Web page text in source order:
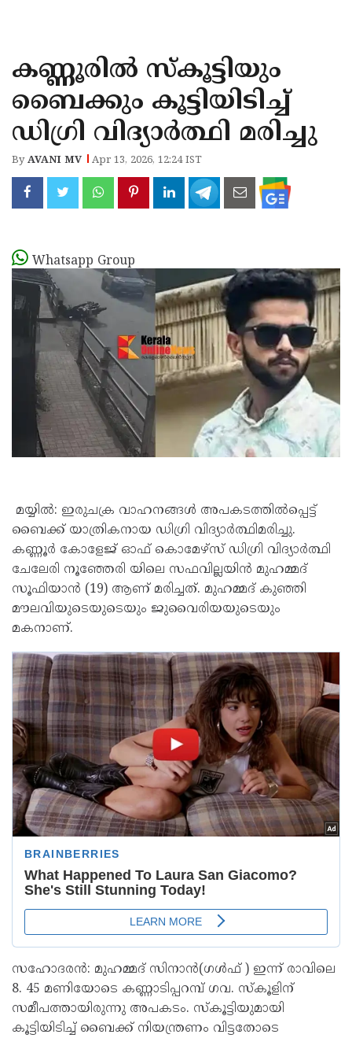
KANNUR
KASARAGOD
കണ്ണൂരിൽ സ്‌കൂട്ടിയും
ബൈക്കും കൂട്ടിയിടിച്ച്
ഡിഗ്രി വിദ്യാർത്ഥി മരിച്ചു
ByAVANI MV Apr 13, 2026, 12:24 IST
Whatsapp Group
മയ്യിൽ: ഇരുചക്ര വാഹനങ്ങൾ അപകടത്തിൽപ്പെട്ട്
ബൈക്ക് യാത്രികനായ ഡിഗ്രി വിദ്യാർത്ഥിമരിച്ചു.
കണ്ണൂർ കോളേജ് ഓഫ് കൊമേഴ്‌സ് ഡിഗ്രി വിദ്യാർത്ഥി
ചേലേരി നൂഞ്ഞേരി യിലെ സഫവില്ലയിൻ മുഹമ്മദ്
സൂഫിയാൻ (19) ആണ് മരിച്ചത്. മുഹമ്മദ് കുഞ്ഞി
മൗലവിയുടെയുടെയും ജുവൈരിയയുടെയും
മകനാണ്.
സഹോദരൻ: മുഹമ്മദ് സിനാൻ(ഗൾഫ് ) ഇന്ന് രാവിലെ
8. 45 മണിയോടെ കണ്ണാടിപ്പറമ്പ് ഗവ. സ്‌കൂളിന്
സമീപത്തായിരുന്നു അപകടം. സ്‌കൂട്ടിയുമായി
കൂട്ടിയിടിച്ച് ബൈക്ക് നിയന്ത്രണം വിട്ടതോടെ